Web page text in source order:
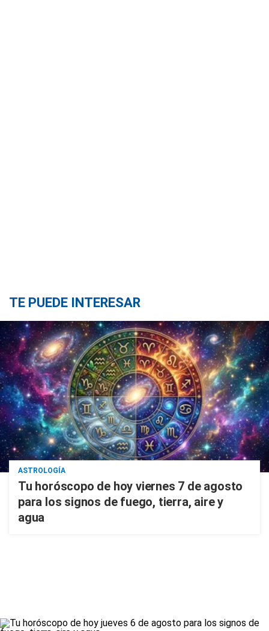
TE PUEDE INTERESAR
ASTROLOGÍA
Tu horóscopo de hoy viernes 7 de agosto
para los signos de fuego, tierra, aire y
agua